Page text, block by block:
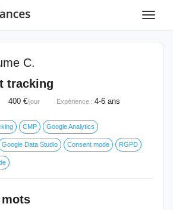
Toggle
C.
tracking
400 €/jour Expérience : 4-6 ans
CMP Google Analytics
Google Data Studio Consent mode RGPD
mots